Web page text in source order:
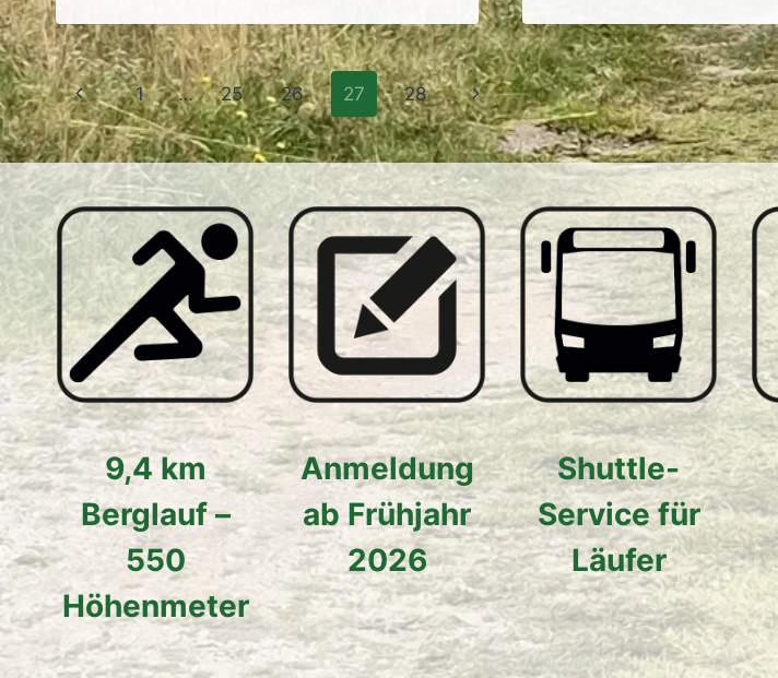
Seitennavigation
Vorherige
Seite
1 … 25 26 27 28
Nächste
Seite
9,4 km
Berglauf –
550
Höhenmeter
Anmeldung
ab Frühjahr
2026
Shuttle-
Service für
Läufer